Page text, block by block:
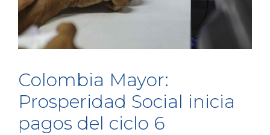
Colombia Mayor:
Prosperidad Social inicia
pagos del ciclo 6